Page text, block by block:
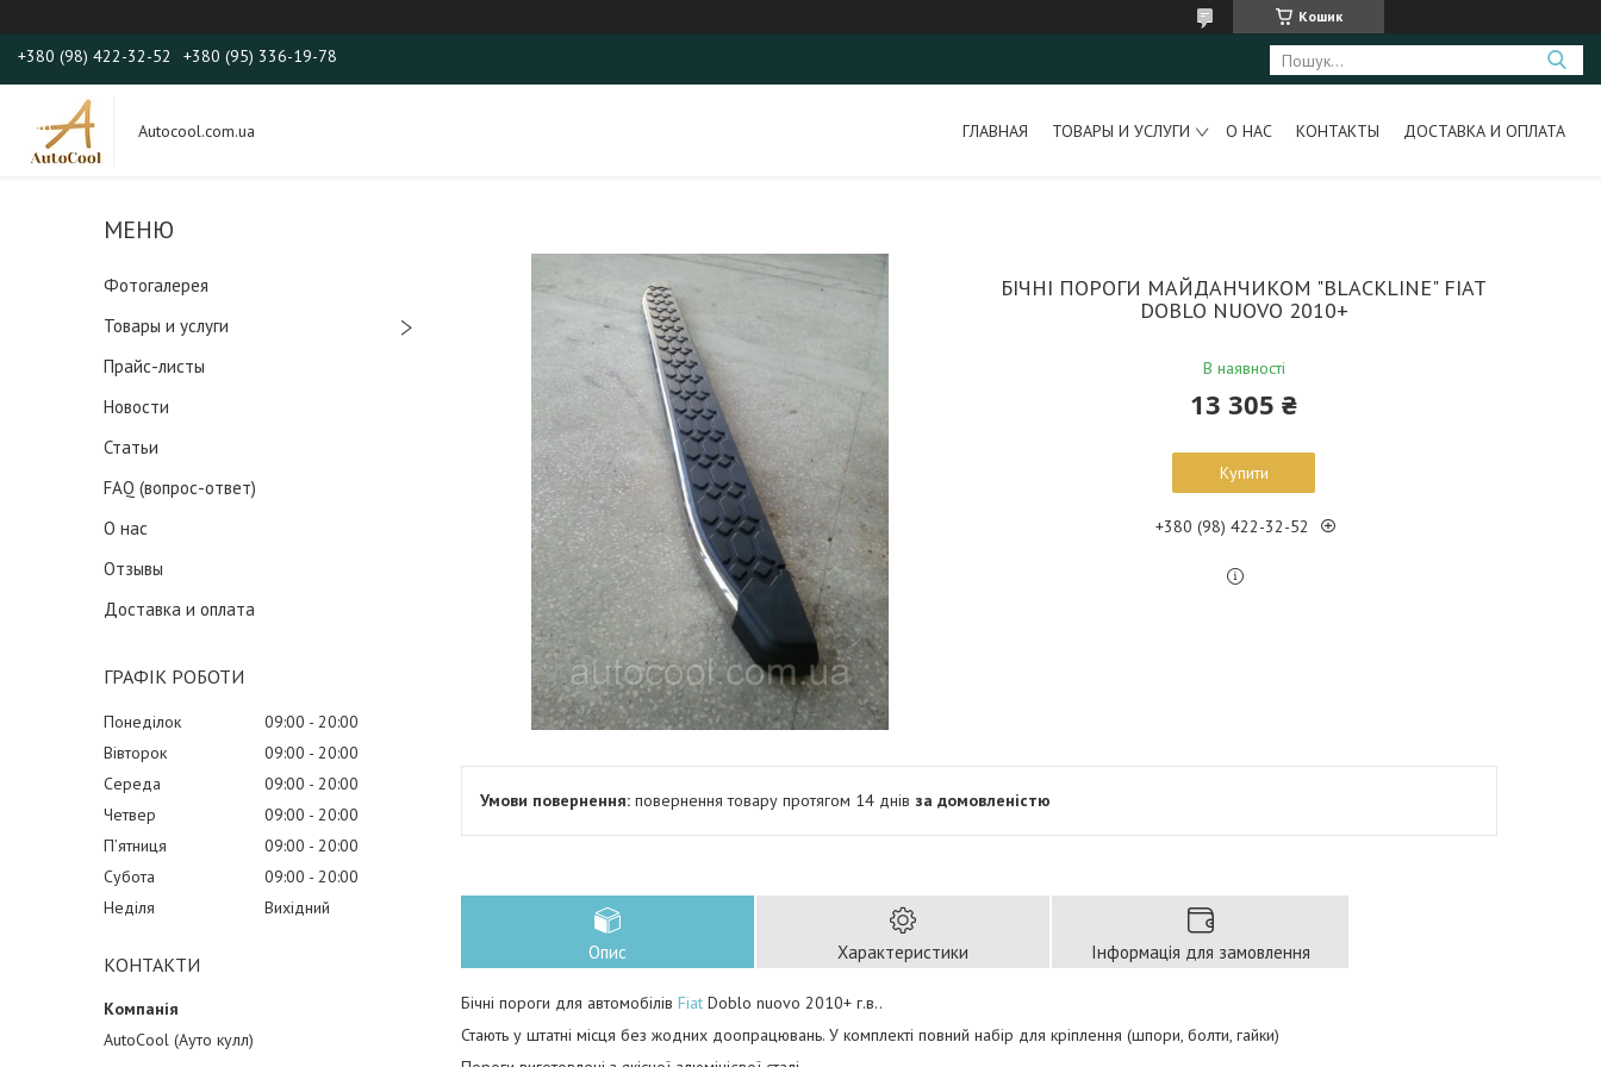
Кошик
+380 (98) 422-32-52 +380 (95) 336-19-78
Autocool.com.ua ГЛАВНАЯ ТОВАРЫ И УСЛУГИ О НАС КОНТАКТЫ ДОСТАВКА И ОПЛАТА
Фотогалерея
Товары и услуги
Прайс-листы
Новости
Статьи
FAQ (вопрос-ответ)
О нас
Отзывы
Доставка и оплата
ГРАФІК РОБОТИ
Понеділок 09:00
20:00
Вівторок
09:00
20:00
Середа
09:00
20:00
Четвер
09:00
20:00
Пʼятниця
09:00
20:00
Субота
09:00
20:00
Неділя
Вихідний
КОНТАКТИ
AutoCool (Ауто кулл)
БІЧНІ ПОРОГИ МАЙДАНЧИКОМ "BLACKLINE" FIAT
DOBLO NUOVO 2010+
В наявності
13 305 ₴
Купити
+380 (98) 422-32-52
повернення товару протягом 14 днів за домовленістю
Опис Характеристики Інформація для замовлення
Бічні пороги для автомобілів Fiat Doblo nuovo 2010+ г.в..
Стають у штатні місця без жодних доопрацювань. У комплекті повний набір для кріплення (шпори, болти, гайки)